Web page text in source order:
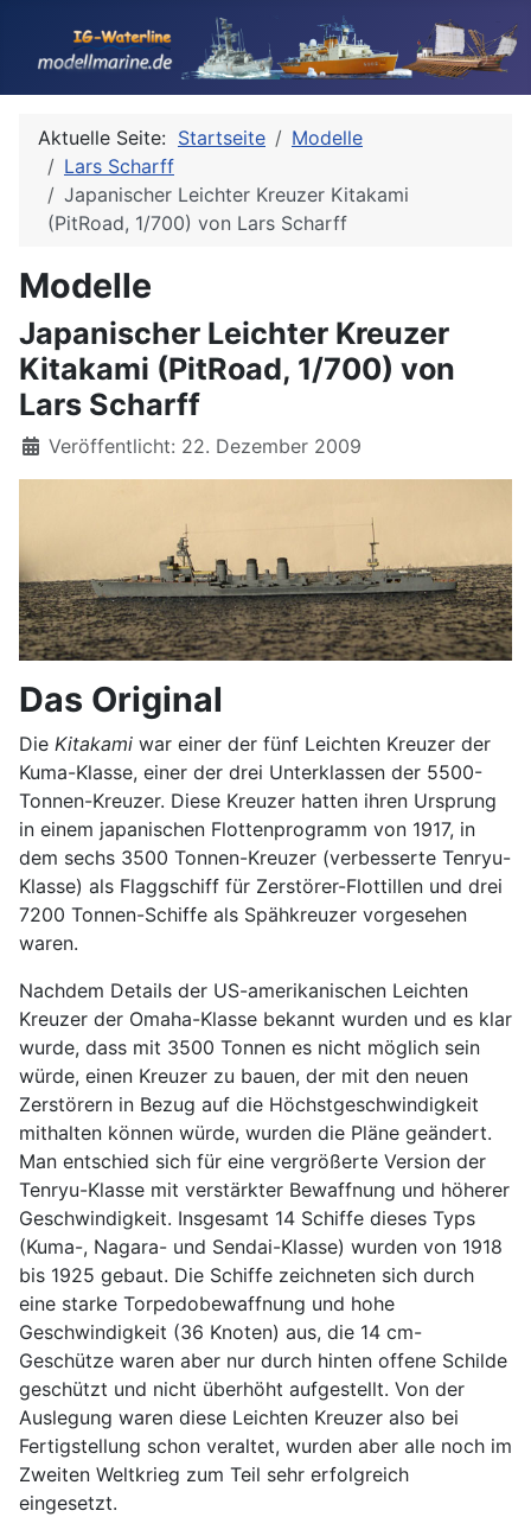
Aktuelle Seite: Startseite
Modelle
Lars Scharff
Japanischer Leichter Kreuzer Kitakami
(PitRoad, 1/700) von Lars Scharff
Modelle
Japanischer Leichter Kreuzer
Kitakami (PitRoad, 1/700) von
Lars Scharff
Details
Veröffentlicht: 22. Dezember 2009
Das Original
Die Kitakami war einer der fünf Leichten Kreuzer der
Kuma-Klasse, einer der drei Unterklassen der 5500-
Tonnen-Kreuzer. Diese Kreuzer hatten ihren Ursprung
in einem japanischen Flottenprogramm von 1917, in
dem sechs 3500 Tonnen-Kreuzer (verbesserte Tenryu-
Klasse) als Flaggschiff für Zerstörer-Flottillen und drei
7200 Tonnen-Schiffe als Spähkreuzer vorgesehen
waren.
Nachdem Details der US-amerikanischen Leichten
Kreuzer der Omaha-Klasse bekannt wurden und es klar
wurde, dass mit 3500 Tonnen es nicht möglich sein
würde, einen Kreuzer zu bauen, der mit den neuen
Zerstörern in Bezug auf die Höchstgeschwindigkeit
mithalten können würde, wurden die Pläne geändert.
Man entschied sich für eine vergrößerte Version der
Tenryu-Klasse mit verstärkter Bewaffnung und höherer
Geschwindigkeit. Insgesamt 14 Schiffe dieses Typs
(Kuma-, Nagara- und Sendai-Klasse) wurden von 1918
bis 1925 gebaut. Die Schiffe zeichneten sich durch
eine starke Torpedobewaffnung und hohe
Geschwindigkeit (36 Knoten) aus, die 14 cm-
Geschütze waren aber nur durch hinten offene Schilde
geschützt und nicht überhöht aufgestellt. Von der
Auslegung waren diese Leichten Kreuzer also bei
Fertigstellung schon veraltet, wurden aber alle noch im
Zweiten Weltkrieg zum Teil sehr erfolgreich
eingesetzt.